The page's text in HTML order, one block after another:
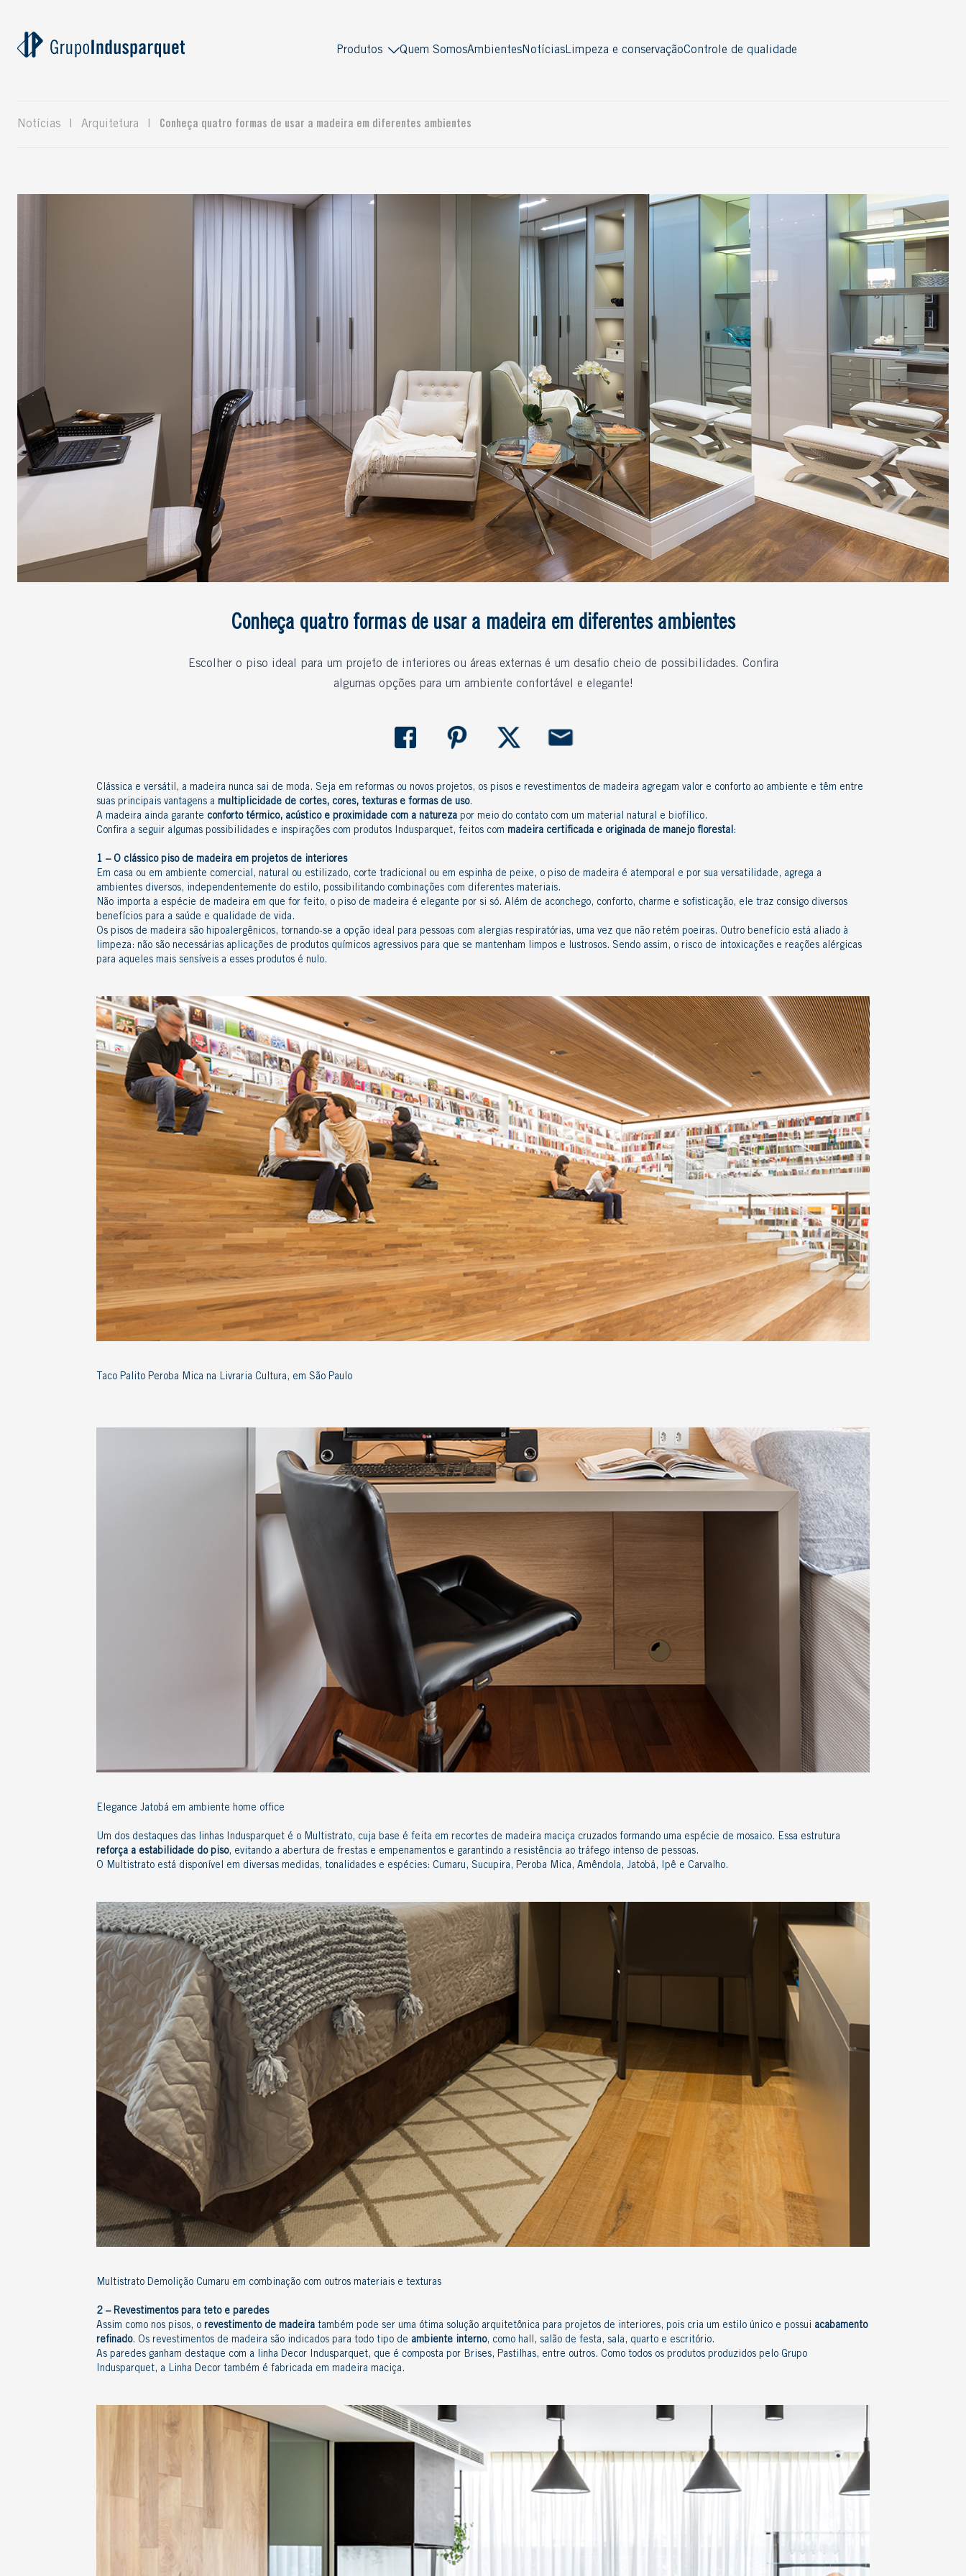
Produtos
Madeira sólida
Piso Pronto
Thresold
T-Molding
Quem SomosAmbientesNotíciasLimpeza e conservaçãoControle de qualidade
Notícias Arquitetura Conheça quatro formas de usar a madeira em diferentes ambientes
Conheça quatro formas de usar a madeira em diferentes ambientes
Escolher o piso ideal para um projeto de interiores ou áreas externas é um desafio cheio de possibilidades. Confira
algumas opções para um ambiente confortável e elegante!
Clássica e versátil, a madeira nunca sai de moda. Seja em reformas ou novos projetos, os pisos e revestimentos de madeira agregam valor e conforto ao ambiente e têm entre
suas principais vantagens a multiplicidade de cortes, cores, texturas e formas de uso.
A madeira ainda garante conforto térmico, acústico e proximidade com a natureza por meio do contato com um material natural e biofílico.
Confira a seguir algumas possibilidades e inspirações com produtos Indusparquet, feitos com madeira certificada e originada de manejo florestal:
1 – O clássico piso de madeira em projetos de interiores
Em casa ou em ambiente comercial, natural ou estilizado, corte tradicional ou em espinha de peixe, o piso de madeira é atemporal e por sua versatilidade , agrega a
ambientes diversos, independentemente do estilo, possibilitando combinações com diferentes materiais.
Não importa a espécie de madeira em que for feito, o piso de madeira é elegante por si só. Além de aconchego, conforto, charme e sofisticação, ele traz consigo diversos
benefícios para a saúde e qualidade de vida.
Os pisos de madeira são hipoalergênicos, tornando-se a opção ideal para pessoas com alergias respiratórias, uma vez que não retém poeiras. Outro benefício está aliado à
limpeza: não são necessárias aplicações de produtos químicos agressivos para que se mantenham limpos e lustrosos. Sendo assim, o risco de intoxicações e reações alérgicas
para aqueles mais sensíveis a esses produtos é nulo.
Taco Palito Peroba Mica na Livraria Cultura, em São Paulo
Elegance Jatobá em ambiente home office
Um dos destaques das linhas Indusparquet é o Multistrato, cuja base é feita em recortes de madeira maciça cruzados formando uma espécie de mosaico. Essa estrutura
reforça a estabilidade do piso, evitando a abertura de frestas e empenamentos e garantindo a resistência ao tráfego intenso de pessoas.
O Multistrato está disponível em diversas medidas, tonalidades e espécies: Cumaru , Sucupira , Peroba Mica , Amêndola , Jatobá , Ipê e Carvalho.
Multistrato Demolição Cumaru em combinação com outros materiais e texturas
2 – Revestimentos para teto e paredes
Assim como nos pisos, o revestimento de madeira também pode ser uma ótima solução arquitetônica para projetos de interiores, pois cria um estilo único e possui acabamento
refinado. Os revestimentos de madeira são indicados para todo tipo de ambiente interno, como hall, salão de festa, sala, quarto e escritório.
As paredes ganham destaque com a linha Decor Indusparquet, que é composta por Brises, Pastilhas, entre outros. Como todos os produtos produzidos pelo Grupo
Indusparquet, a Linha Decor também é fabricada em madeira maciça.